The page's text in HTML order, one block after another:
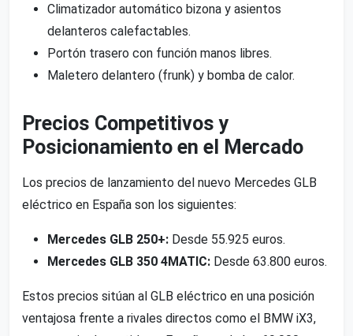
Climatizador automático bizona y asientos
delanteros calefactables.
Portón trasero con función manos libres.
Maletero delantero (frunk) y bomba de calor.
Precios Competitivos y
Posicionamiento en el Mercado
Los precios de lanzamiento del nuevo Mercedes GLB
eléctrico en España son los siguientes:
Mercedes GLB 250+: Desde 55.925 euros.
Mercedes GLB 350 4MATIC: Desde 63.800 euros.
Estos precios sitúan al GLB eléctrico en una posición
ventajosa frente a rivales directos como el BMW iX3,